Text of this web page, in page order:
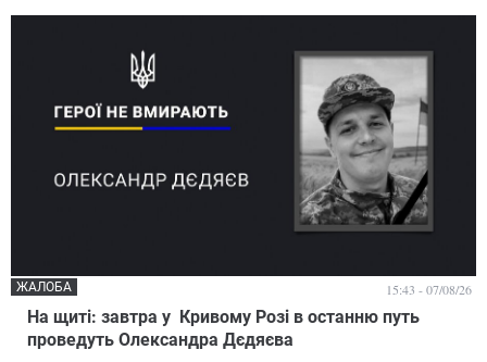
На щиті: завтра у Кривому Розі в останню путь
проведуть Олександра Дєдяєва
ЖАЛОБА 15:43 - 07/08/26